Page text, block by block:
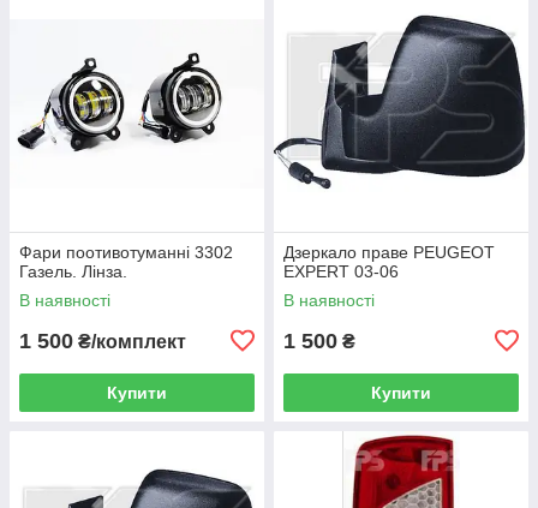
Фари поотивотуманні 3302
Газель. Лінза.
В наявності
1 500 ₴/комплект
Купити
Дзеркало праве PEUGEOT
EXPERT 03-06
В наявності
1 500 ₴
Купити